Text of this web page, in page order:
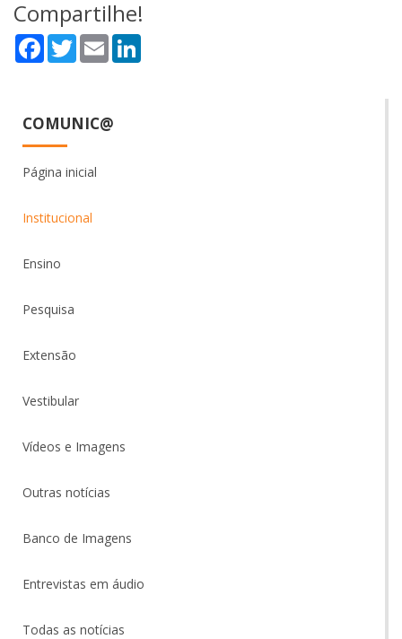
Compartilhe!
Facebook
TwitterEmail
COMUNIC@
Página inicial
Institucional
Ensino
Pesquisa
Extensão
Vestibular
Vídeos e Imagens
Outras notícias
Banco de Imagens
Entrevistas em áudio
Todas as notícias